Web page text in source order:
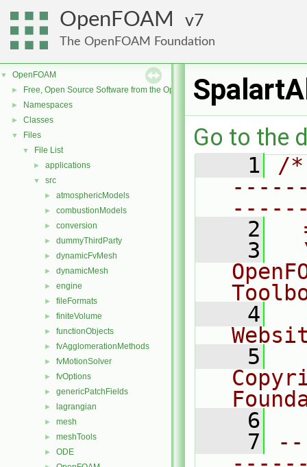
OpenFOAM 7
The OpenFOAM Foundation
▼ OpenFOAM
► Free, Open Source Software from the OpenFOAM Foundation
► Namespaces
► Classes
▼ Files
▼ File List
► applications
▼ src
► atmosphericModels
► combustionModels
► conversion
► dummyThirdParty
► dynamicFvMesh
► dynamicMesh
► engine
► fileFormats
► finiteVolume
► functionObjects
► fvAgglomerationMethods
► fvMotionSolver
► fvOptions
► genericPatchFields
► lagrangian
► mesh
► meshTools
► ODE
Go to the
    1
/
    2
    3
    4
    5
    6
    7